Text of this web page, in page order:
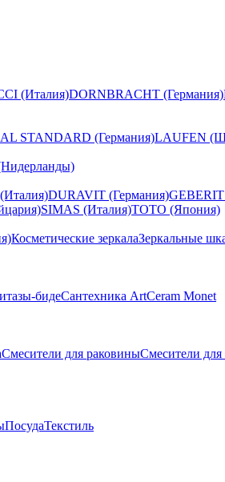
(Италия)DORNBRACHT (Германия)
STANDARD (Германия)LAUFEN
DURAVIT (Германия)
SIMAS (Италия)TOTO (Япония)
Косметические зеркалаЗеркальные
бидеСантехника ArtCeram Monet
Смесители для раковиныСмесители
ПосудаТекстиль